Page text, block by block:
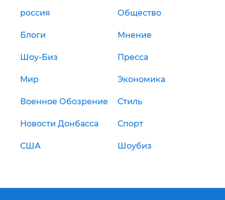
россия Общество
Блоги Мнение
Шоу-Биз Пресса
Мир Экономика
Военное Обозрение Стиль
Новости Донбасса Спорт
США Шоубиз